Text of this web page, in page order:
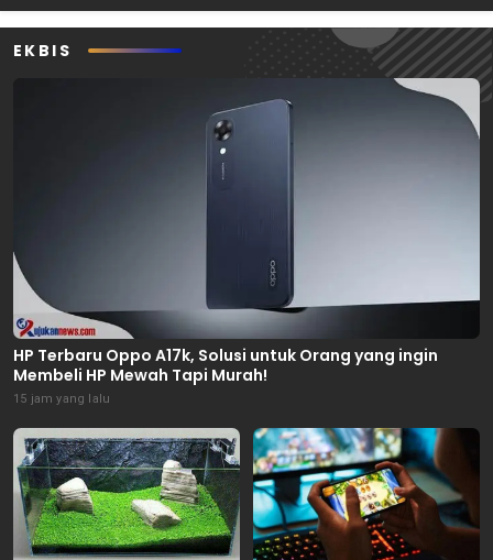
EKBIS
HP Terbaru Oppo A17k, Solusi untuk Orang yang ingin
Membeli HP Mewah Tapi Murah!
15 jam yang lalu